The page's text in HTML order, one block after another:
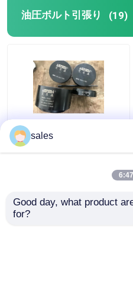
電気トルク レンチ
油圧部品
ガス探知器用具
2つの打撃のディーゼル
油圧ボルト引張り (19)
ターボ680KN油圧ボル
ト引張りにシリンダー
sales
Good day, what product
for?